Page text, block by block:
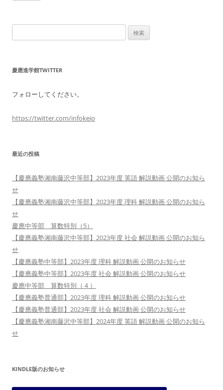
索:
慶應進学館TWITTER
フォローしてください。
https://twitter.com/infokeio
最近の投稿
【慶應義塾湘南藤沢中等部】2023年度 英語 解説動画 公開のお知ら
せ
【慶應義塾湘南藤沢中等部】2023年度 理科 解説動画 公開のお知ら
せ
慶應中等部 算数特別（5）
【慶應義塾湘南藤沢中等部】2023年度 社会 解説動画 公開のお知ら
せ
【慶應義塾中等部】2023年度 理科 解説動画 公開のお知らせ
【慶應義塾中等部】2023年度 社会 解説動画 公開のお知らせ
慶應中等部 算数特別（４）
【慶應義塾普通部】2023年度 理科 解説動画 公開のお知らせ
【慶應義塾普通部】2023年度 社会 解説動画 公開のお知らせ
【慶應義塾湘南藤沢中等部】2024年度 英語 解説動画 公開のお知ら
せ
KINDLE版のお知らせ